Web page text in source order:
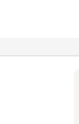
制度，並透過眼
想法與意圖，進而
行動，而是會迅速